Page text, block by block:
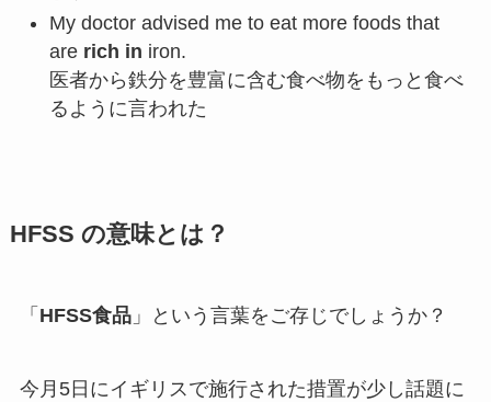
My doctor advised me to eat more foods that
arerich in iron.
医者から鉄分を豊富に含む食べ物をもっと食べ
るように言われた
HFSS の意味とは？
「 HFSS食品」という言葉をご存じでしょうか？
今月5日にイギリスで施行された措置が少し話題に